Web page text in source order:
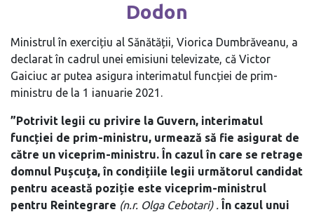
Dodon
Ministrul în exercițiu al Sănătății, Viorica Dumbrăveanu, a
declarat în cadrul unei emisiuni televizate, că Victor
Gaiciuc ar putea asigura interimatul funcției de prim-
ministru de la 1 ianuarie 2021.
”Potrivit legii cu privire la Guvern, interimatul
funcției de prim-ministru, urmează să fie asigurat de
către un viceprim-ministru. În cazul în care se retrage
domnul Pușcuța, în condițiile legii următorul candidat
pentru această poziție este viceprim-ministrul
pentru Reintegrare (n.r. Olga Cebotari) . În cazul unui